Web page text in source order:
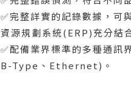
✅完整詳實的記錄數據，可
資源規劃系統(ERP)充分結
✅配備業界標準的多種通訊
B-Type、Ethernet)。